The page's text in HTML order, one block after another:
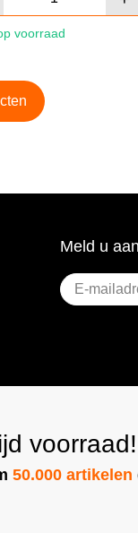
voorraad
Meld u
E-
mailadres
voorraad!
50.000 artikelen